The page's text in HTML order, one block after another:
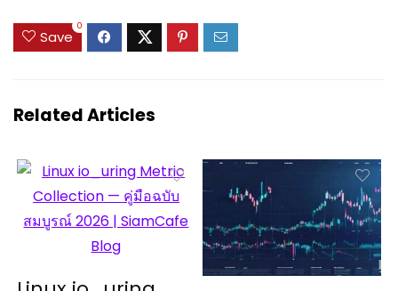
Save
0
Related Articles